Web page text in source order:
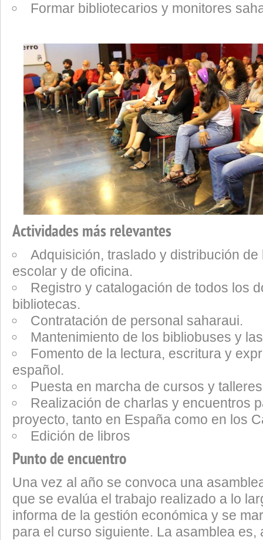
Formar bibliotecarios y monitores
Actividades más relevantes
Adquisición, traslado y distribución de
escolar y de oficina.
Registro y catalogación de todos los
bibliotecas.
Contratación de personal saharaui.
Mantenimiento de los bibliobuses y
Fomento de la lectura, escritura y
español.
Puesta en marcha de cursos y
Realización de charlas y encuentros
proyecto, tanto en España como en los
Edición de libros
Punto de encuentro
Una vez al año se convoca una
que se evalúa el trabajo realizado a lo
informa de la gestión económica y se
para el curso siguiente. La asamblea es,